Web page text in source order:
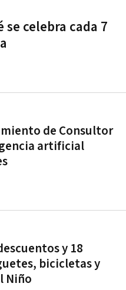
se celebra cada 7
de Consultor
artificial
y 18
bicicletas y
Niño